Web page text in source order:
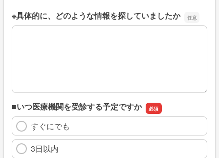
※具体的に、どのような情報を探していましたか
※具体的に、どのような情報を探していましたか
■いつ医療機関を受診する予定ですか
すぐにでも
3日以内